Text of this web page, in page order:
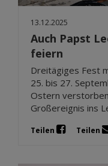
13.12.2025
Auch Papst
feiern
Dreitägiges Fest
25. bis 27.
Ostern
Großereignis ins
Teilen Teilen